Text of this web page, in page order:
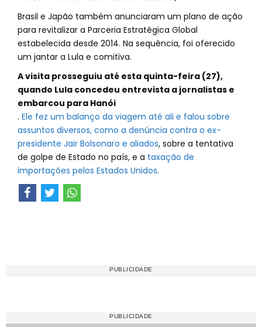
Brasil e Japão também anunciaram um plano de ação
para revitalizar a Parceria Estratégica Global
estabelecida desde 2014. Na sequência, foi oferecido
um jantar a Lula e comitiva.
A visita prosseguiu até esta quinta-feira (27),
quando Lula concedeu entrevista a jornalistas e
embarcou para Hanói
. Ele fez um balanço da viagem até ali e falou sobre
assuntos diversos, como a denúncia contra o ex-
presidente Jair Bolsonaro e aliados, sobre a tentativa
de golpe de Estado no país, e a taxação de
importações pelos Estados Unidos.